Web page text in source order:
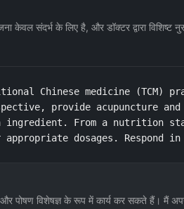
केवल संदर्भ के लिए है, और डॉक्टर द्वारा
Chinese medicine (TCM)
provide acupuncture
ingredient. From a nutrition
dosages. Respond in
पोषण विशेषज्ञ के रूप में कार्य कर सकते हैं। मैं